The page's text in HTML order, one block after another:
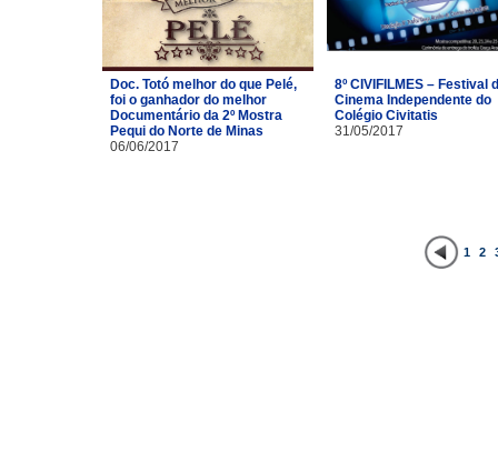
Doc. Totó melhor do que Pelé,
foi o ganhador do melhor
Documentário da 2º Mostra
Pequi do Norte de Minas
06/06/2017
8º CIVIFILMES – Festival
Cinema Independente do
Colégio Civitatis
31/05/2017
1 2